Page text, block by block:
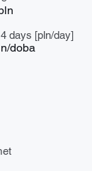
days [pln/day]
doba